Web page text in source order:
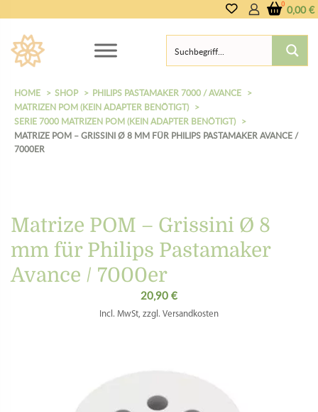
0,00€
HOME SHOP
PHILIPS PASTAMAKER 7000 / AVANCE
MATRIZEN POM (KEIN ADAPTER BENÖTIGT)
SERIE 7000 MATRIZEN POM (KEIN ADAPTER BENÖTIGT)
MATRIZE POM – GRISSINI Ø 8 MM FÜR PHILIPS PASTAMAKER AVANCE /
7000ER
Matrize POM – Grissini Ø 8
mm für Philips Pastamaker
Avance / 7000er
20,90 €
Incl. MwSt, zzgl. Versandkosten